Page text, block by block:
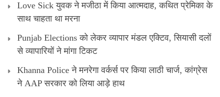
Love Sick युवक ने मजीठा में किया आत्मदाह, कथित प्रेमिका के
साथ चाहता था मरना
Punjab Elections को लेकर व्यापार मंडल एक्टिव, सियासी दलों
से व्यापारियों ने मांगा टिकट
Khanna Police ने मनरेगा वर्कर्स पर किया लाठी चार्ज, कांग्रेस
ने AAP सरकार को लिया आड़े हाथ